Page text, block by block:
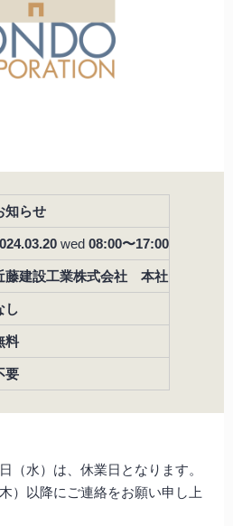
知らせ
wed 08:00〜17:00
藤建設工業株式会社 本社
し
料
要
（水）は、休業日となります。
）以降にご連絡をお願い申し上